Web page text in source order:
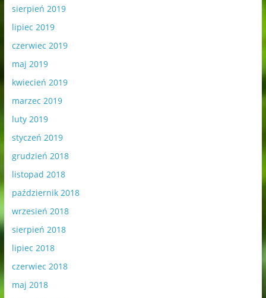
sierpień 2019
lipiec 2019
czerwiec 2019
maj 2019
kwiecień 2019
marzec 2019
luty 2019
styczeń 2019
grudzień 2018
listopad 2018
październik 2018
wrzesień 2018
sierpień 2018
lipiec 2018
czerwiec 2018
maj 2018